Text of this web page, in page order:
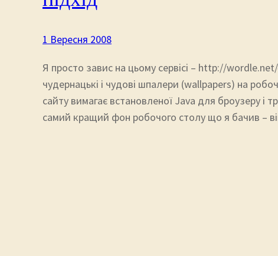
1 Вересня 2008
Я просто завис на цьому сервісі – http://
чудернацькі і чудові шпалери (wallpapers) на
сайту вимагає встановленої Java для броузеру і
самий кращий фон робочого столу що я бачив –